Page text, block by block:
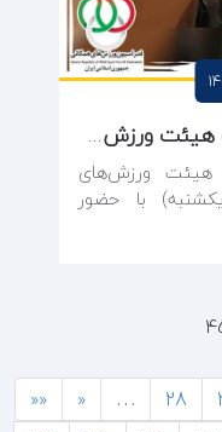
برگزاری مجمع عمومی سالانه هیئت ورزش‌های همگانی استان لرستان در حضور رییس فدراسیون
هیئت ورزش‌های
با حضور
«« « … 28